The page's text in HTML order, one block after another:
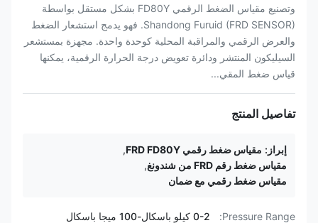
وتصنيع مقياس الضغط الرقمي FD80Y بشكل مستقل بواسطة
Shandong Furuid (FRD SENSOR). فهو يدمج استشعار الضغط
والعرض الرقمي والمراقبة المحلية كوحدة واحدة. مجهزة بمستشعر
السيليكون المنتشر ودائرة تعويض درجة الحرارة الرقمية، يمكنها
قياس ضغط المقي...
تفاصيل المنتج
مقياس ضغط رقمي FRD FD80Y
,
مقياس ضغط رقم FRD من شندونغ
,
مقياس ضغط رقمي مع ضمان
Pressure Range:
0-2 كيلو باسكال-100 ميجا باسكال